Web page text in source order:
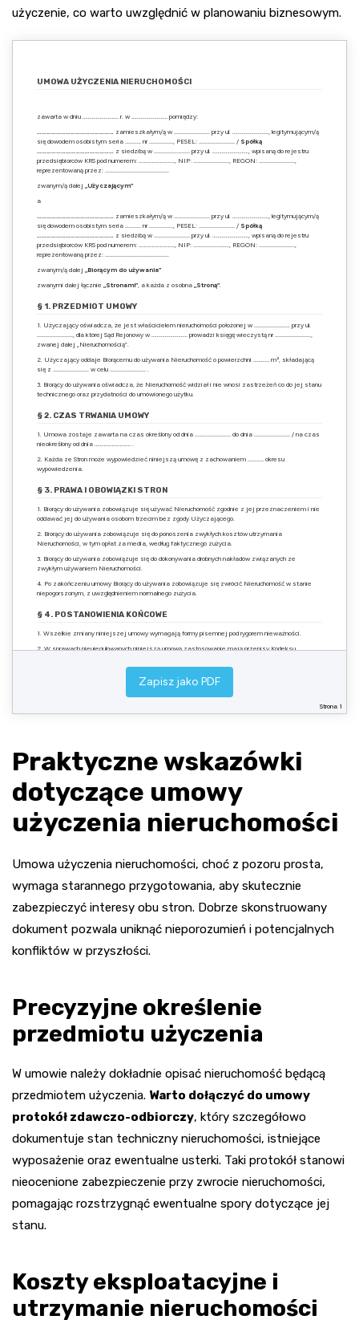
użyczenie, co warto uwzględnić w planowaniu biznesowym.
UMOWA UŻYCZENIA NIERUCHOMOŚCI
zawarta w dniu ……………………… r. w ……………………… pomiędzy:
zamieszkałym/ą w ……………………… przy ul. ………………………, legitymującym/ą
się dowodem osobistym seria ………… nr ………………, PESEL: ……………………… / Spółką
z siedzibą w ……………………… przy ul. ………………………, wpisaną do rejestru
przedsiębiorców KRS pod numerem: ………………………, NIP: ………………………, REGON: ………………………,
reprezentowaną przez: …………………………………………
zwanym/ą dalej „Użyczającym”
a
zamieszkałym/ą w ……………………… przy ul. ………………………, legitymującym/ą
się dowodem osobistym seria ………… nr ………………, PESEL: ……………………… / Spółką
z siedzibą w ……………………… przy ul. ………………………, wpisaną do rejestru
przedsiębiorców KRS pod numerem: ………………………, NIP: ………………………, REGON: ………………………,
reprezentowaną przez: …………………………………………
zwanym/ą dalej „Biorącym do używania”
zwanymi dalej łącznie
„Stronami” , a każda z osobna „Stroną”
§ 1. PRZEDMIOT UMOWY
1. Użyczający oświadcza, że jest właścicielem nieruchomości położonej w ……………………… przy ul.
………………………, dla której Sąd Rejonowy w ……………………… prowadzi księgę wieczystą nr ………………………,
zwanej dalej „Nieruchomością”.
2. Użyczający oddaje Biorącemu do używania Nieruchomość o powierzchni ………… m², składającą
się z ……………………… w celu ……………………… .
3. Biorący do używania oświadcza, że Nieruchomość widział i nie wnosi zastrzeżeń co do jej stanu
technicznego oraz przydatności do umówionego użytku.
§ 2. CZAS TRWANIA UMOWY
1. Umowa zostaje zawarta na czas określony od dnia ……………………… do dnia ……………………… / na czas
nieokreślony od dnia ……………………… .
2. Każda ze Stron może wypowiedzieć niniejszą umowę z zachowaniem ………… okresu
wypowiedzenia.
§ 3. PRAWA I OBOWIĄZKI STRON
1. Biorący do używania zobowiązuje się używać Nieruchomość zgodnie z jej przeznaczeniem i nie
oddawać jej do używania osobom trzecim bez zgody Użyczającego.
2. Biorący do używania zobowiązuje się do ponoszenia zwykłych kosztów utrzymania
Nieruchomości, w tym opłat za media, według faktycznego zużycia.
3. Biorący do używania zobowiązuje się do dokonywania drobnych nakładów związanych ze
zwykłym używaniem Nieruchomości.
4. Po zakończeniu umowy Biorący do używania zobowiązuje się zwrócić Nieruchomość w stanie
niepogorszonym, z uwzględnieniem normalnego zużycia.
§ 4. POSTANOWIENIA KOŃCOWE
1. Wszelkie zmiany niniejszej umowy wymagają formy pisemnej pod rygorem nieważności.
2. W sprawach nieuregulowanych niniejszą umową zastosowanie mają przepisy Kodeksu
Dokument ma charakter wzorcowy i powinien być dostosowany do indywidualnych potrzeb stron.
Strona 1
Zapisz jako PDF
Praktyczne wskazówki
dotyczące umowy
użyczenia nieruchomości
Umowa użyczenia nieruchomości, choć z pozoru prosta,
wymaga starannego przygotowania, aby skutecznie
zabezpieczyć interesy obu stron. Dobrze skonstruowany
dokument pozwala uniknąć nieporozumień i potencjalnych
konfliktów w przyszłości.
Precyzyjne określenie
przedmiotu użyczenia
W umowie należy dokładnie opisać nieruchomość będącą
przedmiotem użyczenia. Warto dołączyć do umowy
protokół zdawczo-odbiorczy, który szczegółowo
dokumentuje stan techniczny nieruchomości, istniejące
wyposażenie oraz ewentualne usterki. Taki protokół stanowi
nieocenione zabezpieczenie przy zwrocie nieruchomości,
pomagając rozstrzygnąć ewentualne spory dotyczące jej
stanu.
Koszty eksploatacyjne i
utrzymanie nieruchomości